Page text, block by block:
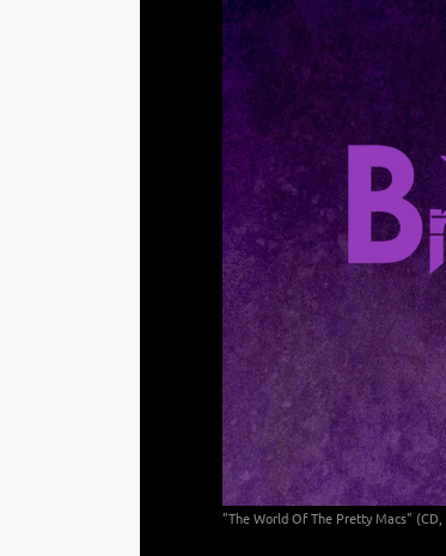
"The World Of The Pretty Macs" (CD,